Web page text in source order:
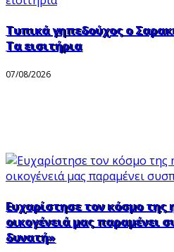
Τυπικά γηπεδούχος ο
Τα εισιτήρια
07/08/2026
Ευχαρίστησε τον κόσμο της
οικογένειά μας παραμένει
δυνατή»